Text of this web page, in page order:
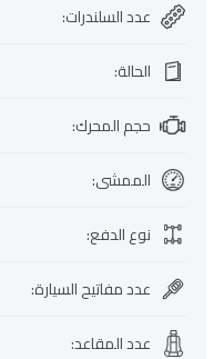
عدد السلندرات:
الحالة:
حجم المحرك:
الممشى:
نوع الدفع:
عدد مفاتيح السيارة:
عدد المقاعد: